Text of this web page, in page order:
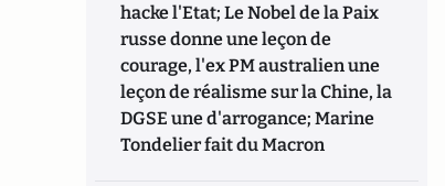
hacke l'Etat; Le Nobel de la Paix
russe donne une leçon de
courage, l'ex PM australien une
leçon de réalisme sur la Chine, la
DGSE une d'arrogance; Marine
Tondelier fait du Macron